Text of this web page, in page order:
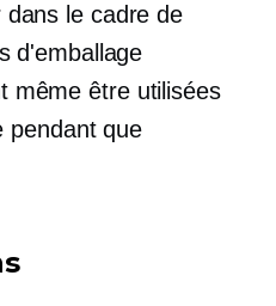
dans le cadre de
d'emballage
même être utilisées
pendant que